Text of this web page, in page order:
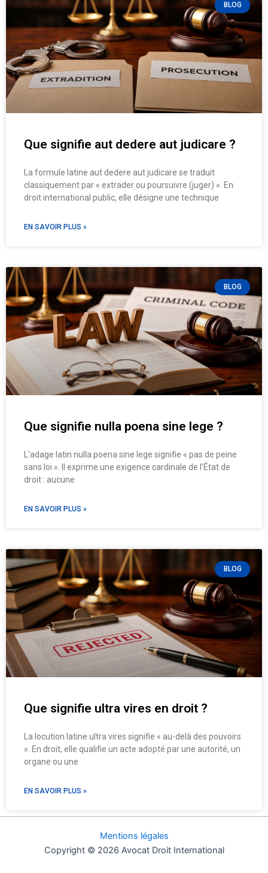
BLOG
Que signifie aut dedere aut judicare ?
La formule latine aut dedere aut judicare se traduit
classiquement par « extrader ou poursuivre (juger) ». En
droit international public, elle désigne une technique
EN SAVOIR PLUS »
BLOG
Que signifie nulla poena sine lege ?
L’adage latin nulla poena sine lege signifie « pas de peine
sans loi ». Il exprime une exigence cardinale de l’État de
droit : aucune
EN SAVOIR PLUS »
BLOG
Que signifie ultra vires en droit ?
La locution latine ultra vires signifie « au-delà des pouvoirs
». En droit, elle qualifie un acte adopté par une autorité, un
organe ou une
EN SAVOIR PLUS »
Mentions légales
Copyright © 2026 Avocat Droit International